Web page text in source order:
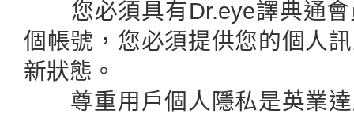
您必須具有Dr.eye譯典通會
個帳號，您必須提供您的個人
新狀態。
尊重用戶個人隱私是英業達